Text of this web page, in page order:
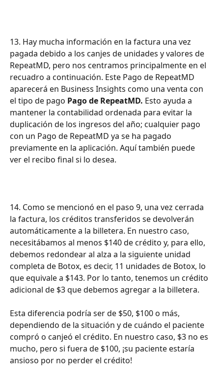
13. Hay mucha información en la factura una vez
pagada debido a los canjes de unidades y valores de
RepeatMD, pero nos centramos principalmente en el
recuadro a continuación. Este Pago de RepeatMD
aparecerá en Business Insights como una venta con
el tipo de pago Pago de RepeatMD. Esto ayuda a
mantener la contabilidad ordenada para evitar la
duplicación de los ingresos del año; cualquier pago
con un Pago de RepeatMD ya se ha pagado
previamente en la aplicación. Aquí también puede
ver el recibo final si lo desea.
14. Como se mencionó en el paso 9, una vez cerrada
la factura, los créditos transferidos se devolverán
automáticamente a la billetera. En nuestro caso,
necesitábamos al menos $140 de crédito y, para ello,
debemos redondear al alza a la siguiente unidad
completa de Botox, es decir, 11 unidades de Botox, lo
que equivale a $143. Por lo tanto, tenemos un crédito
adicional de $3 que debemos agregar a la billetera.
Esta diferencia podría ser de $50, $100 o más,
dependiendo de la situación y de cuándo el paciente
compró o canjeó el crédito. En nuestro caso, $3 no es
mucho, pero si fuera de $100, ¡su paciente estaría
ansioso por no perder el crédito!